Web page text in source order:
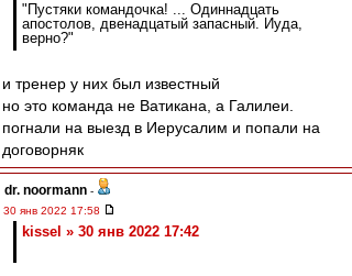
"Пустяки командочка! ... Одиннадцать
апостолов, двенадцатый запасный. Иуда,
верно?"
и тренер у них был известный
но это команда не Ватикана, а Галилеи.
погнали на выезд в Иерусалим и попали на
договорняк
dr. noormann -
30 янв 2022 17:58
kissel » 30 янв 2022 17:42